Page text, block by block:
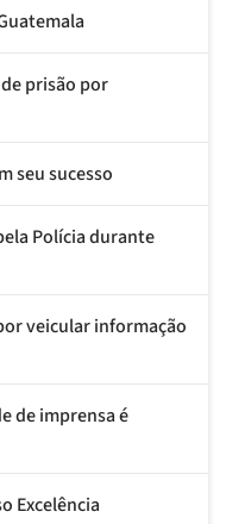
prisão por
seu sucesso
Polícia durante
veicular informação
de imprensa é
Excelência